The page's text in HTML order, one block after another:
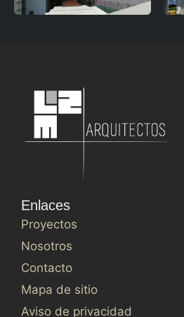
Enlaces
Proyectos
Nosotros
Contacto
Mapa de sitio
Aviso de privacidad